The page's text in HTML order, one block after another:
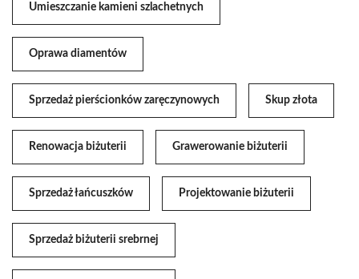
Umieszczanie kamieni szlachetnych
Oprawa diamentów
Sprzedaż pierścionków zaręczynowych Skup złota
Renowacja biżuterii Grawerowanie biżuterii
Sprzedaż łańcuszków Projektowanie biżuterii
Sprzedaż biżuterii srebrnej